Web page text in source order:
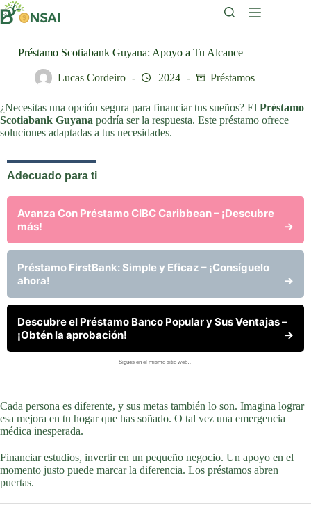
Saltar
al
Préstamo Scotiabank Guyana: Apoyo a Tu Alcance
Lucas Cordeiro 2024 Préstamos
¿Necesitas una opción segura para financiar tus sueños? El Préstamo
Scotiabank Guyana podría ser la respuesta. Este préstamo ofrece
soluciones adaptadas a tus necesidades.
Adecuado para ti
Avanza Con Préstamo CIBC Caribbean – ¡Descubre
más!
→
Préstamo FirstBank: Simple y Eficaz – ¡Consíguelo
ahora!
→
Descubre el Préstamo Banco Popular y Sus Ventajas –
¡Obtén la aprobación!
→
Sigues en el mismo sitio web…
Cada persona es diferente, y sus metas también lo son. Imagina lograr
esa mejora en tu hogar que has soñado. O tal vez una emergencia
médica inesperada.
Financiar estudios, invertir en un pequeño negocio. Un apoyo en el
momento justo puede marcar la diferencia. Los préstamos abren
puertas.